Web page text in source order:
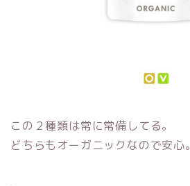
この２種類は常に常備してる。
どちらもオーガニックなので安心。